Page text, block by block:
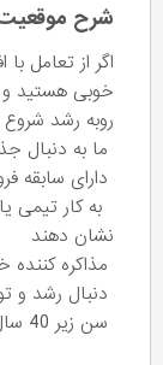
شرح
اگر از تعامل
خوبی هستید و
روبه رشد
ما به دنبال
دارای سابقه
به کار تیمی
نشان دهند
مذاکره کننده
دنبال رشد و
سن زیر 40 سال باشه